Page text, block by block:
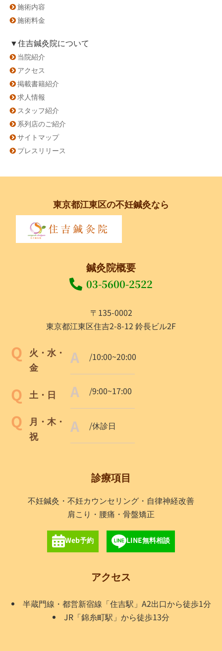
施術内容
施術料金
▼住吉鍼灸院について
当院紹介
アクセス
掲載書籍紹介
求人情報
スタッフ紹介
系列店のご紹介
サイトマップ
プレスリリース
東京都江東区の不妊鍼灸なら
鍼灸院概要
03-5600-2522
〒135-0002
東京都江東区住吉2-8-12 鈴長ビル2F
火・水・
金
/10:00~20:00
土・日 /9:00~17:00
月・木・
祝
/休診日
診療項目
不妊鍼灸・不妊カウンセリング・自律神経改善
肩こり・腰痛・骨盤矯正
Web予約 LINE無料相談
アクセス
半蔵門線・都営新宿線「住吉駅」A2出口から徒歩1分
JR「錦糸町駅」から徒歩13分